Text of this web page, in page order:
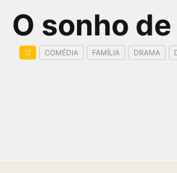
O sonho
12 COMÉDIA FAMÍLIA DRAMA